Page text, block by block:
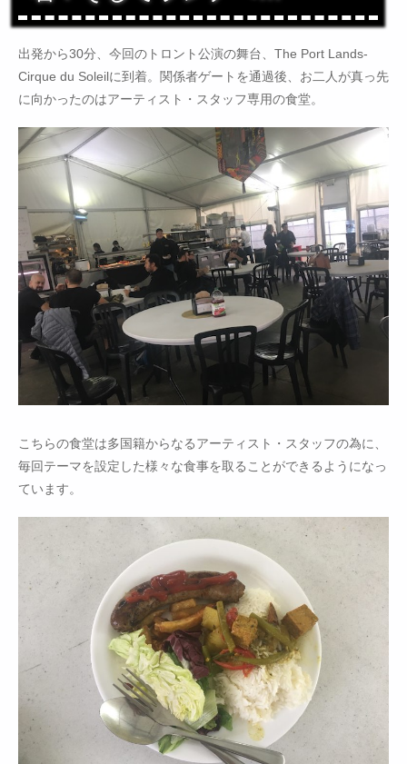
出発から30分、今回のトロント公演の舞台、The Port Lands-
Cirque du Soleilに到着。関係者ゲートを通過後、お二人が真っ先
に向かったのはアーティスト・スタッフ専用の食堂。
こちらの食堂は多国籍からなるアーティスト・スタッフの為に、
毎回テーマを設定した様々な食事を取ることができるようになっ
ています。